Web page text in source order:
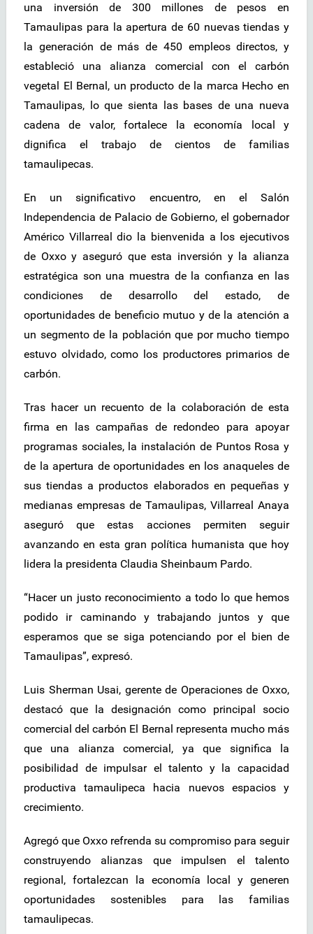
una inversión de 300 millones de pesos en
Tamaulipas para la apertura de 60 nuevas tiendas y
la generación de más de 450 empleos directos, y
estableció una alianza comercial con el carbón
vegetal El Bernal, un producto de la marca Hecho en
Tamaulipas, lo que sienta las bases de una nueva
cadena de valor, fortalece la economía local y
dignifica el trabajo de cientos de familias
tamaulipecas.
En un significativo encuentro, en el Salón
Independencia de Palacio de Gobierno, el gobernador
Américo Villarreal dio la bienvenida a los ejecutivos
de Oxxo y aseguró que esta inversión y la alianza
estratégica son una muestra de la confianza en las
condiciones de desarrollo del estado, de
oportunidades de beneficio mutuo y de la atención a
un segmento de la población que por mucho tiempo
estuvo olvidado, como los productores primarios de
carbón.
Tras hacer un recuento de la colaboración de esta
firma en las campañas de redondeo para apoyar
programas sociales, la instalación de Puntos Rosa y
de la apertura de oportunidades en los anaqueles de
sus tiendas a productos elaborados en pequeñas y
medianas empresas de Tamaulipas, Villarreal Anaya
aseguró que estas acciones permiten seguir
avanzando en esta gran política humanista que hoy
lidera la presidenta Claudia Sheinbaum Pardo.
“Hacer un justo reconocimiento a todo lo que hemos
podido ir caminando y trabajando juntos y que
esperamos que se siga potenciando por el bien de
Tamaulipas”, expresó.
Luis Sherman Usai, gerente de Operaciones de Oxxo,
destacó que la designación como principal socio
comercial del carbón El Bernal representa mucho más
que una alianza comercial, ya que significa la
posibilidad de impulsar el talento y la capacidad
productiva tamaulipeca hacia nuevos espacios y
crecimiento.
Agregó que Oxxo refrenda su compromiso para seguir
construyendo alianzas que impulsen el talento
regional, fortalezcan la economía local y generen
oportunidades sostenibles para las familias
tamaulipecas.